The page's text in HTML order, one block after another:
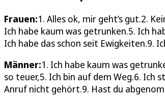
Frauen:1. Alles ok, mir geht’s gut.2.
Ich habe kaum was getrunken.5. Ich
Ich habe das schon seit Ewigkeiten.9.
Männer:1. Ich habe kaum was
so teuer,5. Ich bin auf dem Weg.6. Ich
Anruf nicht gehört.9. Hast du